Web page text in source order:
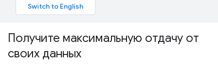
Получите максимальную отдачу от
своих данных